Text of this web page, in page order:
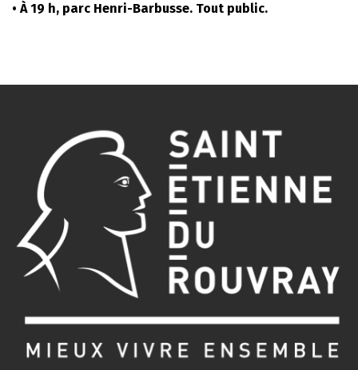
• À 19 h, parc Henri-Barbusse. Tout public.